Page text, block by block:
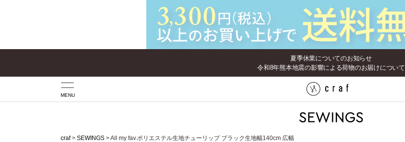
夏季休業についてのお知らせ
令和8年熊本地震の影響による荷物のお届けについて
MENU
craf SEWINGS
All my fav.ポリエステル生地チューリップ ブラック生地幅140cm 広幅